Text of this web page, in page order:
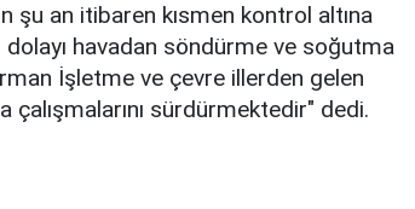
şu an itibaren kısmen kontrol altına
dolayı havadan söndürme ve soğutma
İşletme ve çevre illerden gelen
sürdürmektedir" dedi.